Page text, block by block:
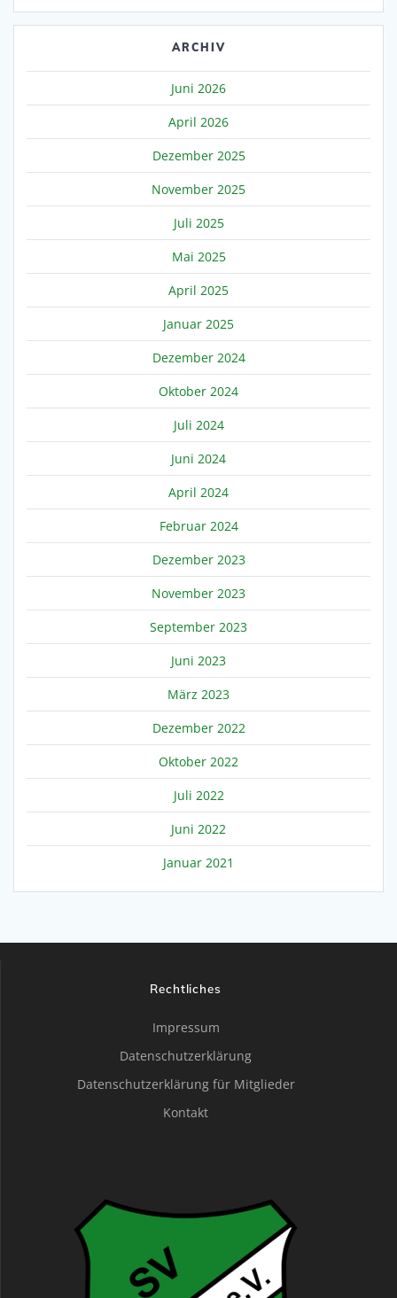
ARCHIV
Juni 2026
April 2026
Dezember 2025
November 2025
Juli 2025
Mai 2025
April 2025
Januar 2025
Dezember 2024
Oktober 2024
Juli 2024
Juni 2024
April 2024
Februar 2024
Dezember 2023
November 2023
September 2023
Juni 2023
März 2023
Dezember 2022
Oktober 2022
Juli 2022
Juni 2022
Januar 2021
Rechtliches
Impressum
Datenschutzerklärung
Datenschutzerklärung für Mitglieder
Kontakt